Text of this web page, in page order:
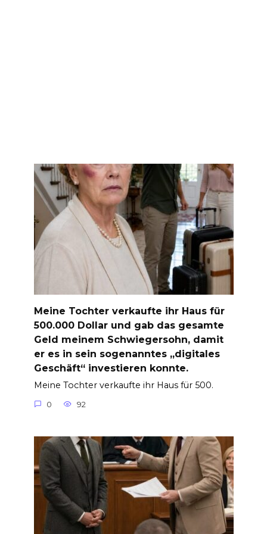
Meine Tochter verkaufte ihr Haus für
500.000 Dollar und gab das gesamte
Geld meinem Schwiegersohn, damit
er es in sein sogenanntes „digitales
Geschäft“ investieren konnte.
Meine Tochter verkaufte ihr Haus für 500.
0 92